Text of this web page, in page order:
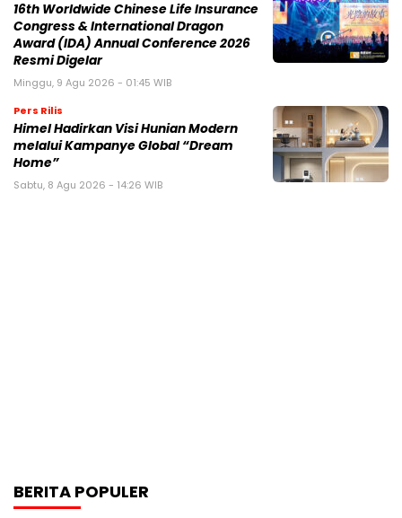
16th Worldwide Chinese Life Insurance
Congress & International Dragon
Award (IDA) Annual Conference 2026
Resmi Digelar
Minggu, 9 Agu 2026 - 01:45 WIB
Pers Rilis
Himel Hadirkan Visi Hunian Modern
melalui Kampanye Global “Dream
Home”
Sabtu, 8 Agu 2026 - 14:26 WIB
BERITA POPULER